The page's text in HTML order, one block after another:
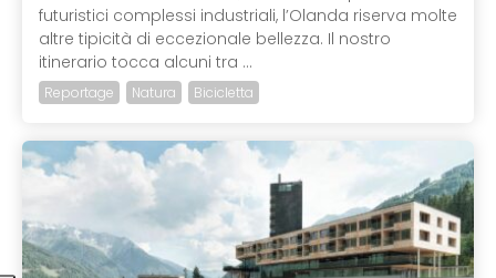
futuristici complessi industriali, l’Olanda riserva molte
altre tipicità di eccezionale bellezza. Il nostro
itinerario tocca alcuni tra ...
Reportage Natura Bicicletta